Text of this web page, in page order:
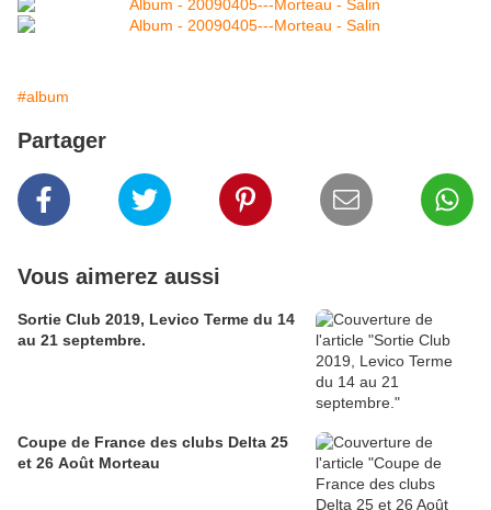
#album
Partager
Vous aimerez aussi
Sortie Club 2019, Levico Terme du 14
au 21 septembre.
Coupe de France des clubs Delta 25
et 26 Août Morteau